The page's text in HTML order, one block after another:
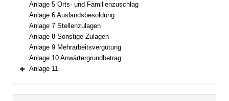
Anlage 5 Orts- und Familienzuschlag
Anlage 6 Auslandsbesoldung
Anlage 7 Stellenzulagen
Anlage 8 Sonstige Zulagen
Anlage 9 Mehrarbeitsvergütung
Anlage 10 Anwärtergrundbetrag
Anlage 11